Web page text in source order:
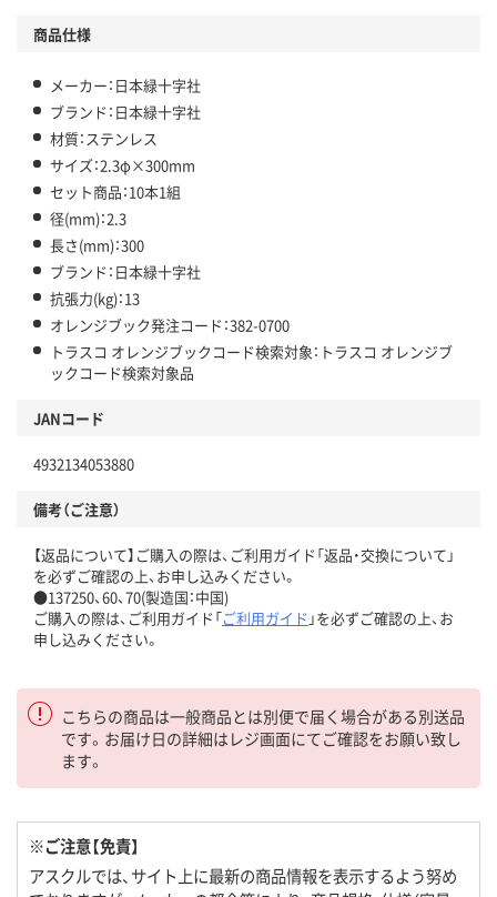
商品仕様
メーカー：日本緑十字社
ブランド：日本緑十字社
材質：ステンレス
サイズ：2.3φ×300mm
セット商品：10本1組
径(mm)：2.3
長さ(mm)：300
ブランド：日本緑十字社
抗張力(kg)：13
オレンジブック発注コード：382-0700
トラスコ オレンジブックコード検索対象：トラスコ オレンジブ
ックコード検索対象品
JANコード
4932134053880
備考（ご注意）
【返品について】ご購入の際は、ご利用ガイド「返品・交換について」
を必ずご確認の上、お申し込みください。
●137250、60、70(製造国：中国)
ご購入の際は、ご利用ガイド「ご利用ガイド 」を必ずご確認の上、お
申し込みください。
こちらの商品は一般商品とは別便で届く場合がある別送品
です。お届け日の詳細はレジ画面にてご確認をお願い致し
ます。
※ご注意【免責】
アスクルでは、サイト上に最新の商品情報を表示するよう努め